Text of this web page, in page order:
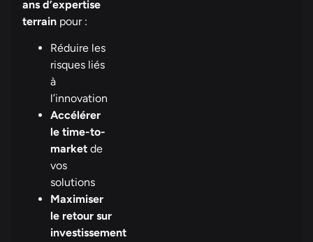
ans d’expertise
terrain pour :
Réduire les
risques liés
à
l’innovation
Accélérer
le time-to-
market de
vos
solutions
Maximiser
le retour sur
investissement